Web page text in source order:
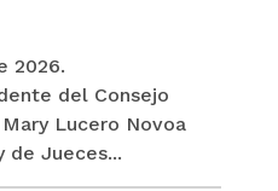
2026.
del Consejo
Lucero Novoa
de Jueces...